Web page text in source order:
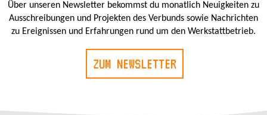
Über unseren Newsletter bekommst du monatlich Neuigkeiten zu
Ausschreibungen und Projekten des Verbunds sowie Nachrichten
zu Ereignissen und Erfahrungen rund um den Werkstattbetrieb.
ZUM NEWSLETTER